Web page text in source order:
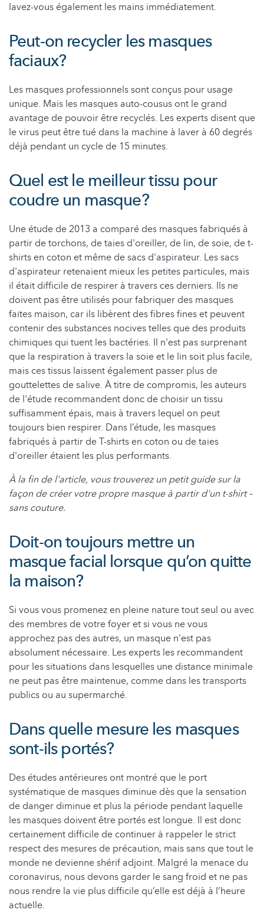
lavez-vous également les mains immédiatement.
Peut-on recycler les masques
faciaux?
Les masques professionnels sont conçus pour usage
unique. Mais les masques auto-cousus ont le grand
avantage de pouvoir être recyclés. Les experts disent que
le virus peut être tué dans la machine à laver à 60 degrés
déjà pendant un cycle de 15 minutes.
Quel est le meilleur tissu pour
coudre un masque?
Une étude de 2013 a comparé des masques fabriqués à
partir de torchons, de taies d'oreiller, de lin, de soie, de t-
shirts en coton et même de sacs d'aspirateur. Les sacs
d'aspirateur retenaient mieux les petites particules, mais
il était difficile de respirer à travers ces derniers. Ils ne
doivent pas être utilisés pour fabriquer des masques
faites maison, car ils libèrent des fibres fines et peuvent
contenir des substances nocives telles que des produits
chimiques qui tuent les bactéries. Il n'est pas surprenant
que la respiration à travers la soie et le lin soit plus facile,
mais ces tissus laissent également passer plus de
gouttelettes de salive. À titre de compromis, les auteurs
de l'étude recommandent donc de choisir un tissu
suffisamment épais, mais à travers lequel on peut
toujours bien respirer. Dans l’étude, les masques
fabriqués à partir de T-shirts en coton ou de taies
d'oreiller étaient les plus performants.
À la fin de l'article, vous trouverez un petit guide sur la
façon de créer votre propre masque à partir d'un t-shirt –
sans couture.
Doit-on toujours mettre un
masque facial lorsque qu’on quitte
la maison?
Si vous vous promenez en pleine nature tout seul ou avec
des membres de votre foyer et si vous ne vous
approchez pas des autres, un masque n'est pas
absolument nécessaire. Les experts les recommandent
pour les situations dans lesquelles une distance minimale
ne peut pas être maintenue, comme dans les transports
publics ou au supermarché.
Dans quelle mesure les masques
sont-ils portés?
Des études antérieures ont montré que le port
systématique de masques diminue dès que la sensation
de danger diminue et plus la période pendant laquelle
les masques doivent être portés est longue. Il est donc
certainement difficile de continuer à rappeler le strict
respect des mesures de précaution, mais sans que tout le
monde ne devienne shérif adjoint. Malgré la menace du
coronavirus, nous devons garder le sang froid et ne pas
nous rendre la vie plus difficile qu’elle est déjà à l’heure
actuelle.